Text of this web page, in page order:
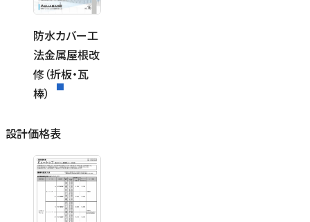
防水カバー工
法金属屋根改
修（折板・瓦
棒）
設計価格表